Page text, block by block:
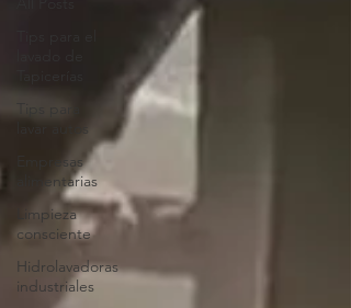
Empresas
alimentarias
Limpieza
consciente
Hidrolavadoras
industriales